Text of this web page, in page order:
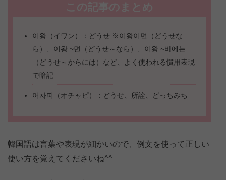
この記事のまとめ
이왕（イワン）：どうせ ※이왕이면（どうせな
ら）、이왕 ~면（どうせ～なら）、이왕 ~바에는
（どうせ～からには）など、よく使われる慣用表現
で暗記
어차피（オチャピ）：どうせ、所詮、どっちみち
韓国語は言葉や表現が細かいので、例文を使って正しい
使い方を覚えてくださいね^^